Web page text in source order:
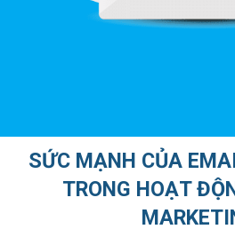
SỨC MẠNH CỦA
TRONG HOẠT